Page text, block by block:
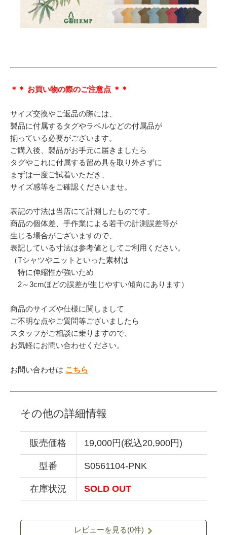
＊＊ お買い物の際のご注意点 ＊＊
サイズ交換やご返品の際には、
製品に付属するタグやラベルなどの付属品が
揃っている必要がございます。
ご購入後、製品がお手元に届きましたら
タグやこれに付属する留め具を取り外さずに
まずは一度ご試着いただき、
サイズ感等をご確認くださいませ。
表記の寸法は当店にて計測したものです。
商品の個体差、手作業による若干の計測誤差等が
生じる場合がございますので、
表記している寸法は参考値としてご利用ください。
（Tシャツやニットといった素材は
特に伸縮性が強いため
2～3cmほどの誤差が生じやすい傾向にあります）
商品のサイズや仕様に関しまして
ご不明な点やご質問等ございましたら
スタッフがご相談に乗りますので、
お気軽にお問い合わせください。
お問い合わせは こちら
その他の詳細情報
販売価格 19,000円(税込20,900円)
型番 S0561104-PNK
在庫状況 SOLD OUT
レビューを見る(0件)